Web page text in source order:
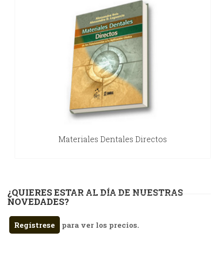
Materiales Dentales Directos
¿QUIERES ESTAR AL DÍA DE NUESTRAS
NOVEDADES?
Regístrese para ver los precios.